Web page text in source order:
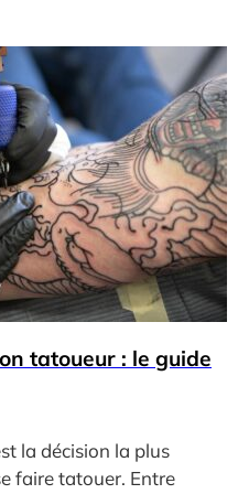
tatoueur : le guide
la décision la plus
faire tatouer. Entre